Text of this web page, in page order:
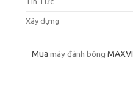
Xây dựng
Muamáy đánh bóng MAXVI